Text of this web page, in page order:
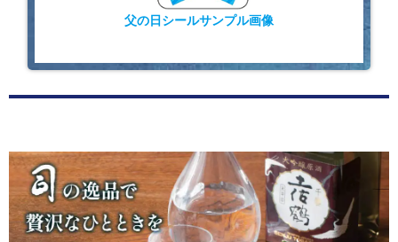
父の日シールサンプル画像